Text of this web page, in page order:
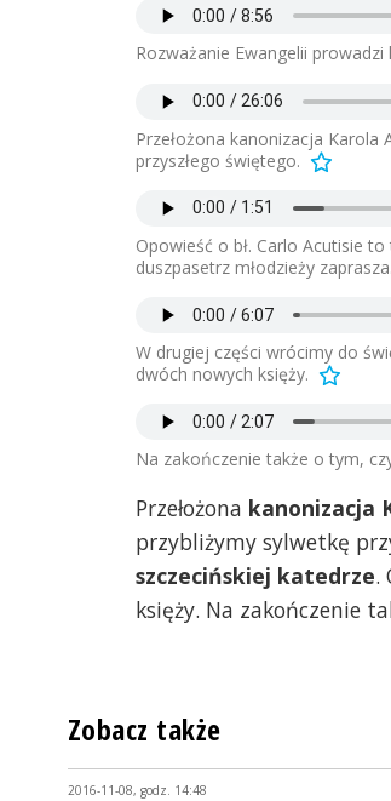
Rozważanie Ewangelii prowadzi
Przełożona kanonizacja
przyszłego świętego.
Opowieść o bł. Carlo Acutisie
duszpasetrz młodzieży zaprasza.
W drugiej części wrócimy do
dwóch nowych księży.
Na zakończenie także o tym,
Przełożona kanonizacja
przybliżymy sylwetkę
szczecińskiej katedrze.
księży. Na zakończenie
Zobacz także
2016-11-08, godz. 14:48